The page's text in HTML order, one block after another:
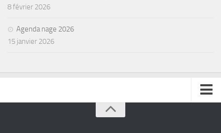
8 février 2026
Agenda nage 2026
15 janvier 2026